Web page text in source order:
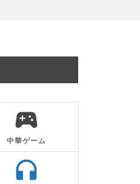
sports_esports
中華ゲーム
headphones